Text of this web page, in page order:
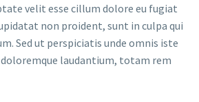
velit esse cillum dolore eu fugiat
non proident, sunt in culpa qui
Sed ut perspiciatis unde omnis iste
laudantium, totam rem